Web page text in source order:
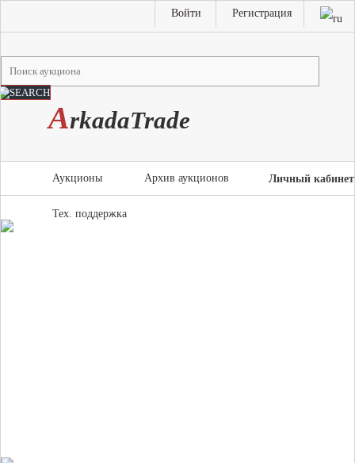
Войти Регистрация
ArkadaTrade
Личный кабинет
Аукционы Архив аукционов
Тех. поддержка